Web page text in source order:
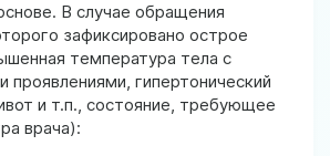
В случае обращения
зафиксировано острое
температура тела с
проявлениями, гипертонический
и т.п., состояние, требующее
врача):